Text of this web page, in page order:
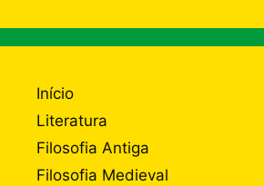
Início
Literatura
Filosofia Antiga
Filosofia Medieval